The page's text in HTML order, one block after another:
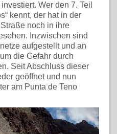
Wer den 7. Teil
kennt, der hat in der
noch in ihre
Inzwischen sind
aufgestellt und an
die Gefahr durch
Seit Abschluss dieser
geöffnet und nun
am Punta de Teno